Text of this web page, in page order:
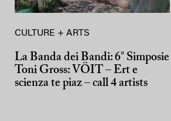
CULTURE + ARTS
La Banda dei Bandi: 6° Simposie
Toni Gross: VÖIT – Ert e
scienza te piaz – call 4 artists